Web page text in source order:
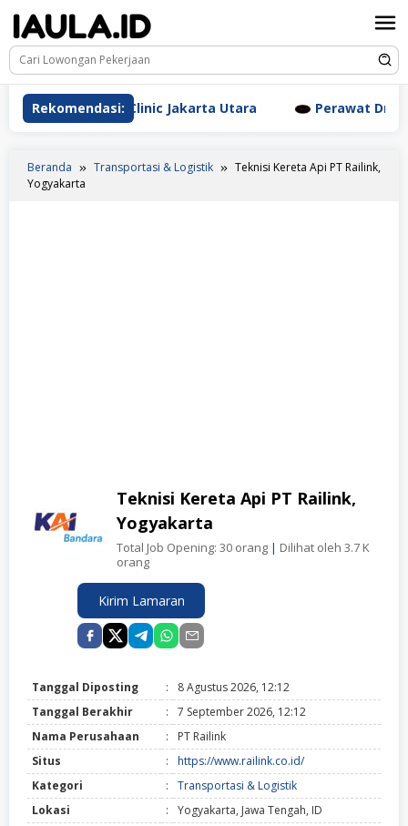
konten
Rekomendasi:
Clinic Jakarta Utara Perawat Dr. Triyanti
Beranda Transportasi & Logistik
Teknisi Kereta Api PT Railink,
Yogyakarta
Teknisi Kereta Api PT Railink,
Yogyakarta
Total Job Opening: 30 orang | Dilihat oleh 3.7 K
orang
Kirim Lamaran
Tanggal Diposting :
8 Agustus 2026, 12:12
Tanggal Berakhir
:
7 September 2026, 12:12
Nama Perusahaan
:
PT Railink
Situs
:
https://www.railink.co.id/
Kategori
:
Transportasi & Logistik
Lokasi
: Yogyakarta, Jawa Tengah, ID